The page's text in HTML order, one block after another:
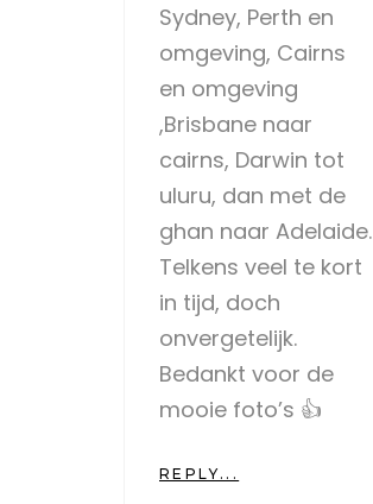
Sydney, Perth en
omgeving, Cairns
en omgeving
,Brisbane naar
cairns, Darwin tot
uluru, dan met de
ghan naar Adelaide.
Telkens veel te kort
in tijd, doch
onvergetelijk.
Bedankt voor de
mooie foto’s 👍
REPLY...